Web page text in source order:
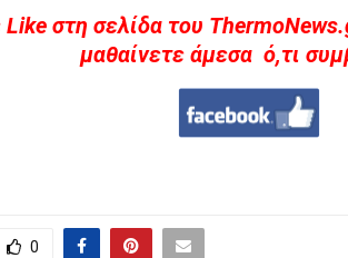
Like στη σελίδα του
μαθαίνετε άμεσα ό,τι
0